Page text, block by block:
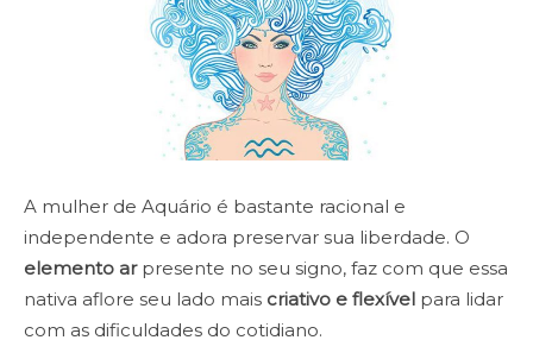
A mulher de Aquário é bastante racional e
independente e adora preservar sua liberdade. O
elemento arpresente no seu signo, faz com que essa
nativa aflore seu lado mais criativo e flexível para lidar
com as dificuldades do cotidiano.